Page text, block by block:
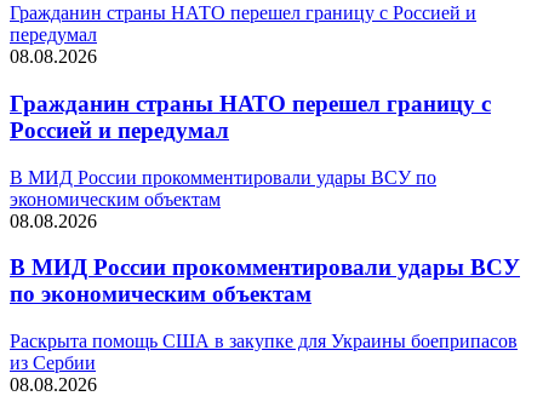
Гражданин страны НАТО перешел границу с Россией и
передумал
08.08.2026
Гражданин страны НАТО перешел границу с
Россией и передумал
В МИД России прокомментировали удары ВСУ по
экономическим объектам
08.08.2026
В МИД России прокомментировали удары ВСУ
по экономическим объектам
Раскрыта помощь США в закупке для Украины боеприпасов
из Сербии
08.08.2026